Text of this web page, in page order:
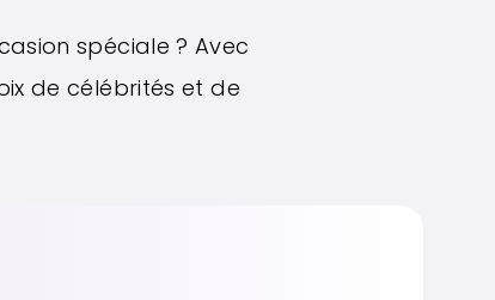
spéciale ? Avec
de célébrités et de